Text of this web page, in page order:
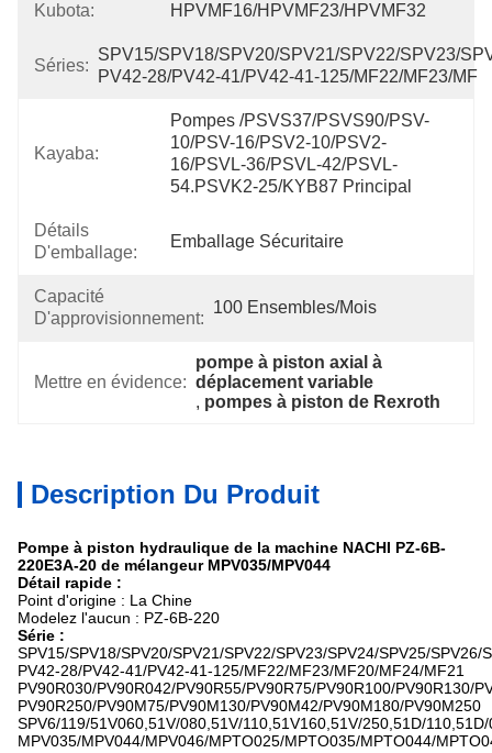
Kubota: HPVMF16/HPVMF23/HPVMF32
Séries:
SPV15/SPV18/SPV20/SPV21/SPV22/SPV23/
PV42-28/PV42-41/PV42-41-125/MF22/MF23/MF
Kayaba:
Pompes /PSVS37/PSVS90/PSV-
10/PSV-16/PSV2-10/PSV2-
16/PSVL-36/PSVL-42/PSVL-
54.PSVK2-25/KYB87 Principal
Détails
D'emballage:
Emballage Sécuritaire
Capacité
D'approvisionnement:
100 Ensembles/mois
Mettre en évidence:
pompe à piston axial à
déplacement variable
, pompes à piston de Rexroth
Description Du Produit
Pompe à piston hydraulique de la machine NACHI PZ-6B-
220E3A-20 de mélangeur MPV035/MPV044
Détail rapide :
Point d'origine : La Chine
Modelez l'aucun : PZ-6B-220
Série :
SPV15/SPV18/SPV20/SPV21/SPV22/SPV23/SPV24/SPV25/SPV26/
PV42-28/PV42-41/PV42-41-125/MF22/MF23/MF20/MF24/MF21
PV90R030/PV90R042/PV90R55/PV90R75/PV90R100/PV90R130/
PV90R250/PV90M75/PV90M130/PV90M42/PV90M180/PV90M250
SPV6/119/51V060,51V/080,51V/110,51V160,51V/250,51D/
MPV035/MPV044/MPV046/MPTO025/MPTO035/MPTO044/